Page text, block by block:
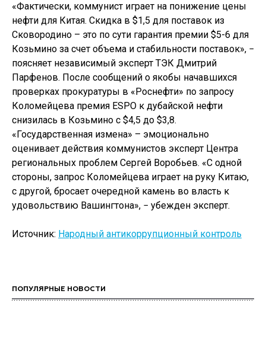
«Фактически, коммунист играет на понижение цены
нефти для Китая. Скидка в $1,5 для поставок из
Сковородино – это по сути гарантия премии $5-6 для
Козьмино за счет объема и стабильности поставок», −
поясняет независимый эксперт ТЭК Дмитрий
Парфенов. После сообщений о якобы начавшихся
проверках прокуратуры в «Роснефти» по запросу
Коломейцева премия ESPO к дубайской нефти
снизилась в Козьмино с $4,5 до $3,8.
«Государственная измена» – эмоционально
оценивает действия коммунистов эксперт Центра
региональных проблем Сергей Воробьев. «С одной
стороны, запрос Коломейцева играет на руку Китаю,
с другой, бросает очередной камень во власть к
удовольствию Вашингтона», − убежден эксперт.
Источник: Народный антикоррупционный контроль
ПОПУЛЯРНЫЕ НОВОСТИ